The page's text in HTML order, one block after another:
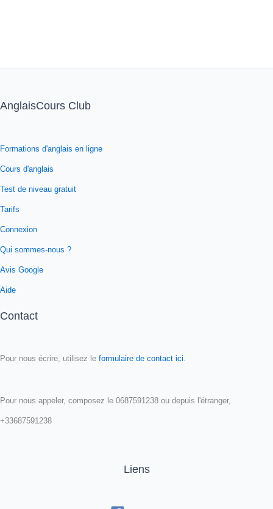
AnglaisCours Club
Formations d'anglais en ligne
Cours d'anglais
Test de niveau gratuit
Tarifs
Connexion
Qui sommes-nous ?
Avis Google
Aide
Contact
Pour nous écrire, utilisez le formulaire de contact ici
Pour nous appeler, composez le 0687591238 ou depuis l'étranger,
+33687591238
Liens